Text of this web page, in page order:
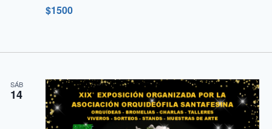
$1500
SÁB
14